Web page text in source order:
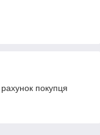
покупця